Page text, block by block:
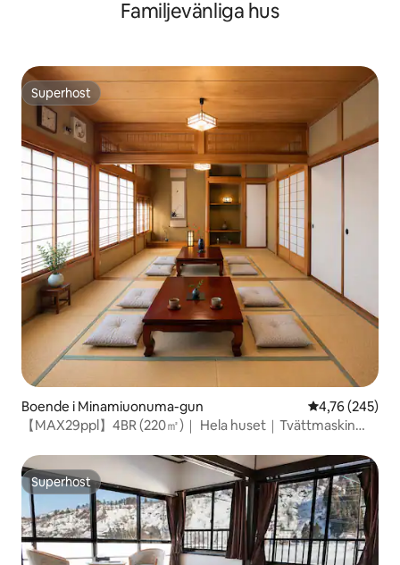
Yuzawa Station, familjelägenhet 302
Familjevänliga hus
Superhost
Superhost
Boende i Minamiuonuma-gun 4,76 av 5 i
4,76 (245)
【MAX29ppl】4BR (220㎡)｜ Hela huset｜Tvättmaskin
Superhost
Superhost